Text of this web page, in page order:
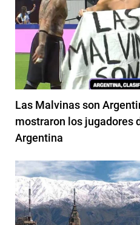
Las Malvinas son
mostraron los jugadores
Argentina